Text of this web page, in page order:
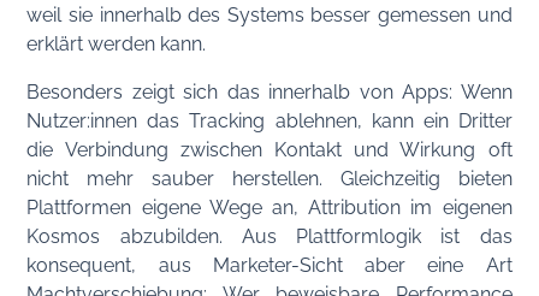
weil sie innerhalb des Systems besser gemessen und
erklärt werden kann.
Besonders zeigt sich das innerhalb von Apps: Wenn
Nutzer:innen das Tracking ablehnen, kann ein Dritter
die Verbindung zwischen Kontakt und Wirkung oft
nicht mehr sauber herstellen. Gleichzeitig bieten
Plattformen eigene Wege an, Attribution im eigenen
Kosmos abzubilden. Aus Plattformlogik ist das
konsequent, aus Marketer-Sicht aber eine Art